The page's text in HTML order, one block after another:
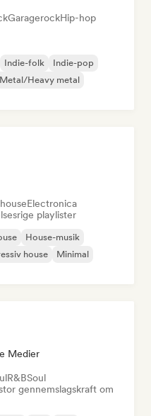
GaragerockHip-hop
Indie-folk
Indie-pop
Metal/Heavy metal
Electronica
playlister
House-musik
house
Minimal
Medier
R&BSoul
gennemslagskraft om